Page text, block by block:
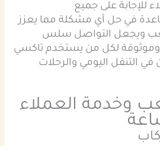
للإجابة على جميع
في حل أي مشكلة مما يعزز
ويجعل التواصل سلس
لكل من يستخدم تاكسي
في التنقل اليومي والرحلات
وخدمة العملاء